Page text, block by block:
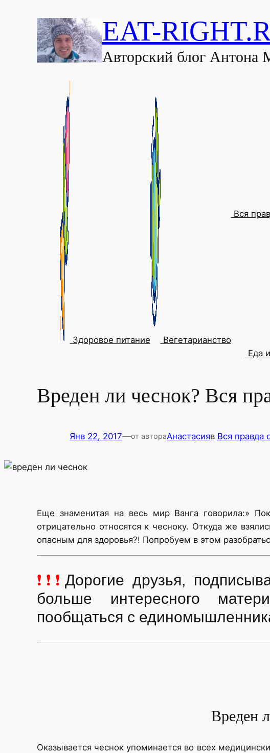
EAT-
Авторский блог Антона
Здоровое питание Вегетарианство
Вся
Еда
Вреден ли чеснок? Вся
Янв 22, 2017—от автораАнастасияв Вся правда
Еще знаменитая на весь мир Ванга говорила:»
отрицательно относятся к чесноку. Откуда же
опасным для здоровья?! Попробуем в этом
❗❗❗ Дорогие друзья,
больше интересного
пообщаться с
Вреден
Оказывается чеснок упоминается во всех